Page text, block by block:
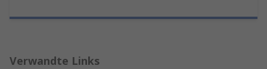
Verwandte Links